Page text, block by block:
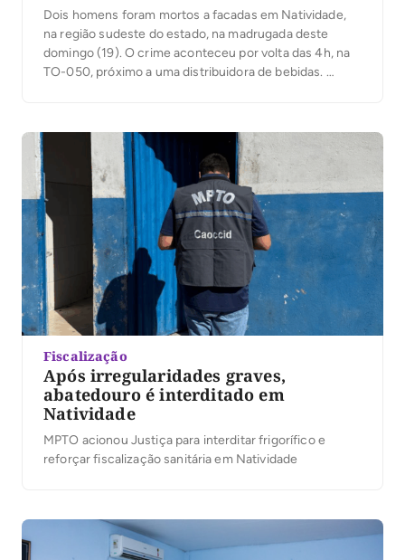
Dois homens foram mortos a facadas em Natividade,
na região sudeste do estado, na madrugada deste
domingo (19). O crime aconteceu por volta das 4h, na
TO-050, próximo a uma distribuidora de bebidas.
como Otávio Moreira de Souza, de 21 anos, e […]
Fiscalização
Após irregularidades graves,
abatedouro é interditado em
Natividade
MPTO acionou Justiça para interditar frigorífico e
reforçar fiscalização sanitária em Natividade